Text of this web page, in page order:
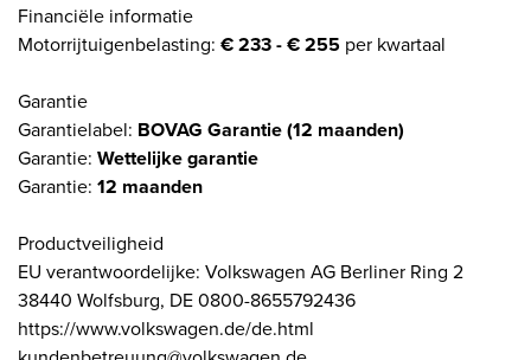
Financiële informatie
Motorrijtuigenbelasting: € 233 - € 255 per kwartaal
Garantie
Garantielabel: BOVAG Garantie (12 maanden)
Garantie: Wettelijke garantie
Garantie: 12 maanden
Productveiligheid
EU verantwoordelijke: Volkswagen AG Berliner Ring 2
38440 Wolfsburg, DE 0800-8655792436
https://www.volkswagen.de/de.html